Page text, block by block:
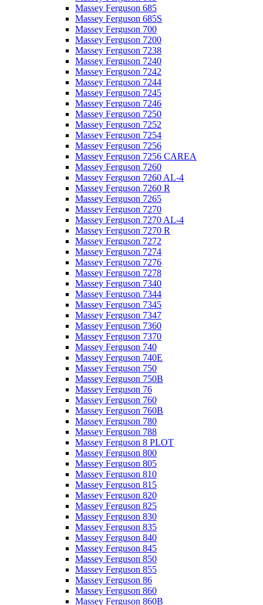
Massey Ferguson 685
Massey Ferguson 685S
Massey Ferguson 700
Massey Ferguson 7200
Massey Ferguson 7238
Massey Ferguson 7240
Massey Ferguson 7242
Massey Ferguson 7244
Massey Ferguson 7245
Massey Ferguson 7246
Massey Ferguson 7250
Massey Ferguson 7252
Massey Ferguson 7254
Massey Ferguson 7256
Massey Ferguson 7256 CAREA
Massey Ferguson 7260
Massey Ferguson 7260 AL-4
Massey Ferguson 7260 R
Massey Ferguson 7265
Massey Ferguson 7270
Massey Ferguson 7270 AL-4
Massey Ferguson 7270 R
Massey Ferguson 7272
Massey Ferguson 7274
Massey Ferguson 7276
Massey Ferguson 7278
Massey Ferguson 7340
Massey Ferguson 7344
Massey Ferguson 7345
Massey Ferguson 7347
Massey Ferguson 7360
Massey Ferguson 7370
Massey Ferguson 740
Massey Ferguson 740E
Massey Ferguson 750
Massey Ferguson 750B
Massey Ferguson 76
Massey Ferguson 760
Massey Ferguson 760B
Massey Ferguson 780
Massey Ferguson 788
Massey Ferguson 8 PLOT
Massey Ferguson 800
Massey Ferguson 805
Massey Ferguson 810
Massey Ferguson 815
Massey Ferguson 820
Massey Ferguson 825
Massey Ferguson 830
Massey Ferguson 835
Massey Ferguson 840
Massey Ferguson 845
Massey Ferguson 850
Massey Ferguson 855
Massey Ferguson 86
Massey Ferguson 860
Massey Ferguson 860B